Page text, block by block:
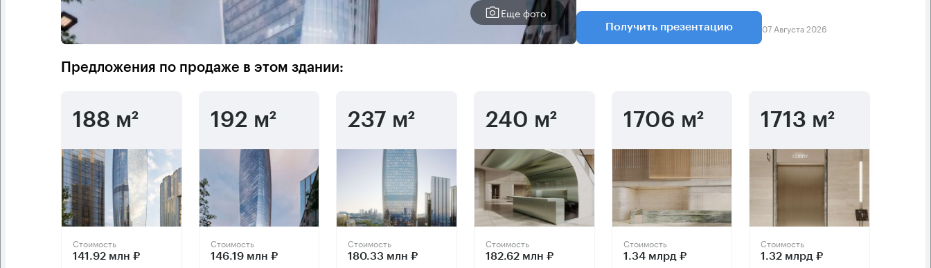
Еще фото
Получить презентацию 07 Августа 2026
Предложения по продаже в этом здании:
188 м²
Стоимость
141.92 млн ₽
192 м²
Стоимость
146.19 млн ₽
237 м²
Стоимость
180.33 млн ₽
240 м²
Стоимость
182.62 млн ₽
1706 м²
Стоимость
1.34 млрд ₽
1713 м²
Стоимость
1.32 млрд ₽